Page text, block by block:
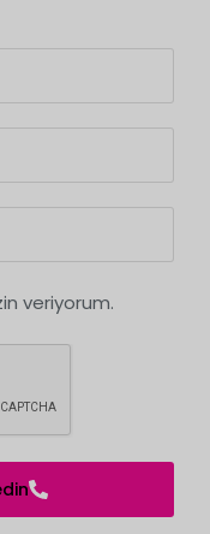
veriyorum.